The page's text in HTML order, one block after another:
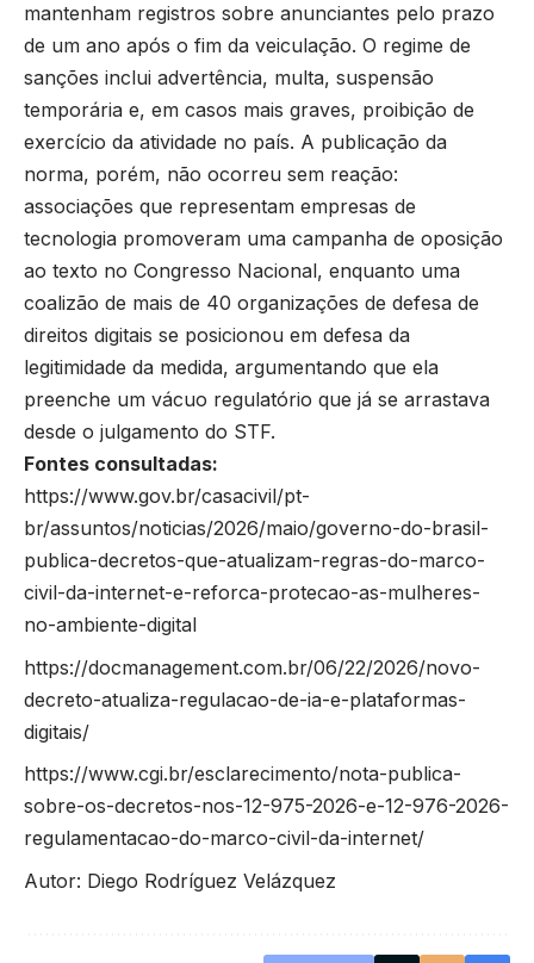
mantenham registros sobre anunciantes pelo prazo
de um ano após o fim da veiculação. O regime de
sanções inclui advertência, multa, suspensão
temporária e, em casos mais graves, proibição de
exercício da atividade no país. A publicação da
norma, porém, não ocorreu sem reação:
associações que representam empresas de
tecnologia promoveram uma campanha de oposição
ao texto no Congresso Nacional, enquanto uma
coalizão de mais de 40 organizações de defesa de
direitos digitais se posicionou em defesa da
legitimidade da medida, argumentando que ela
preenche um vácuo regulatório que já se arrastava
desde o julgamento do STF.
Fontes consultadas:
https://www.gov.br/casacivil/pt-
br/assuntos/noticias/2026/maio/governo-do-brasil-
publica-decretos-que-atualizam-regras-do-marco-
civil-da-internet-e-reforca-protecao-as-mulheres-
no-ambiente-digital
https://docmanagement.com.br/06/22/2026/novo-
decreto-atualiza-regulacao-de-ia-e-plataformas-
digitais/
https://www.cgi.br/esclarecimento/nota-publica-
sobre-os-decretos-nos-12-975-2026-e-12-976-2026-
regulamentacao-do-marco-civil-da-internet/
Autor: Diego Rodríguez Velázquez